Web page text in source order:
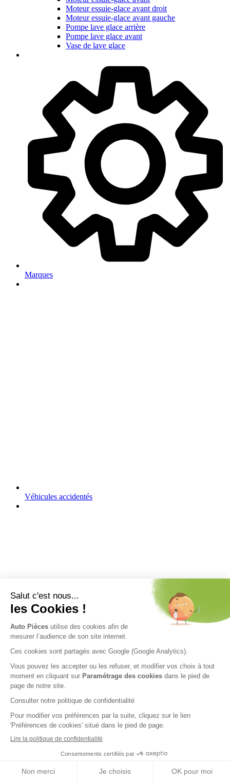
Moteur essuie-glace avant droit
Moteur essuie-glace avant gauche
Pompe lave glace arrière
Pompe lave glace avant
Vase de lave glace
Marques
Véhicules accidentés
Nos engagements